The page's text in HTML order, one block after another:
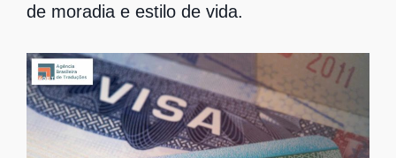
de moradia e estilo de vida.